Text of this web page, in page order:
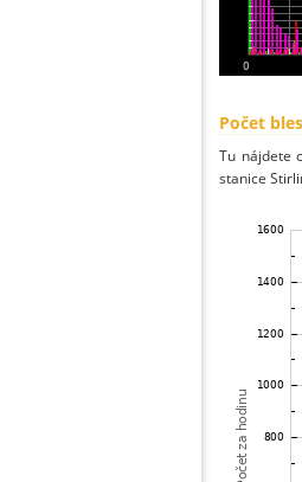
Počet
Tu nájdete
stanice